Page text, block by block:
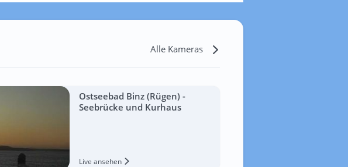
Alle Kameras
Ostseebad Binz (Rügen) -
Seebrücke und Kurhaus
Live ansehen